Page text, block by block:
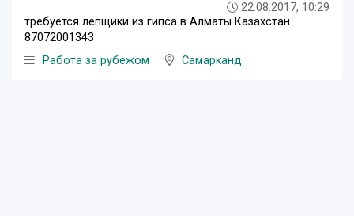
22.08.2017, 10:29
требуется лепщики из гипса в Алматы Казахстан
87072001343
Работа за рубежом
Самарканд